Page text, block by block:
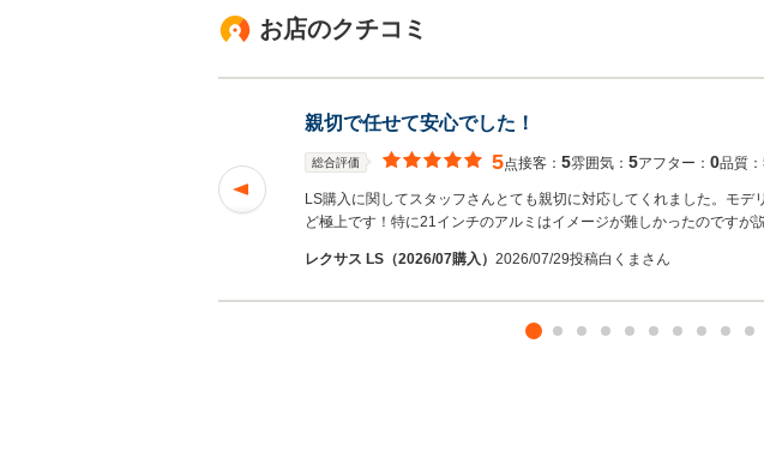
お店のクチコミ
親切で任せて安心でした！
総合評価 5点接客： 5雰囲気： 5アフター： 0品質：
LS購入に関してスタッフさんとても親切に対応してくれました。モデ
ど極上です！特に21インチのアルミはイメージが難しかったのですが
レクサス LS（2026/07購入） 2026/07/29投稿白くまさん